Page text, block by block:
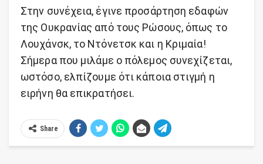
Στην συνέχεια, έγινε προσάρτηση εδαφών
της Ουκρανίας από τους Ρώσους, όπως το
Λουχάνσκ, το Ντόνετσκ και η Κριμαία!
Σήμερα που μιλάμε ο πόλεμος συνεχίζεται,
ωστόσο, ελπίζουμε ότι κάποια στιγμή η
ειρήνη θα επικρατήσει.
Share